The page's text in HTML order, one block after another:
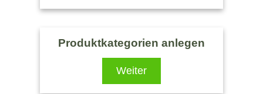
Produktkategorien anlegen
Weiter